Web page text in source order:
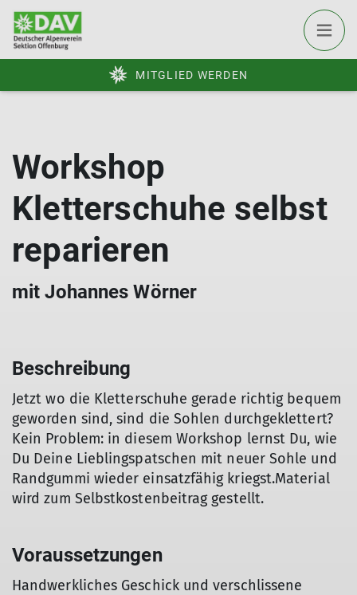
MITGLIED WERDEN
Workshop
Kletterschuhe selbst
reparieren
mit Johannes Wörner
Beschreibung
Jetzt wo die Kletterschuhe gerade richtig bequem
geworden sind, sind die Sohlen durchgeklettert?
Kein Problem: in diesem Workshop lernst Du, wie
Du Deine Lieblingspatschen mit neuer Sohle und
Randgummi wieder einsatzfähig kriegst.Material
wird zum Selbstkostenbeitrag gestellt.
Voraussetzungen
Handwerkliches Geschick und verschlissene